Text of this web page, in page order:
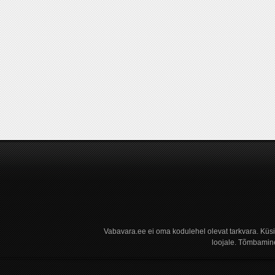
Vabavara.ee ei oma kodulehel olevat tarkvara.
loojale.